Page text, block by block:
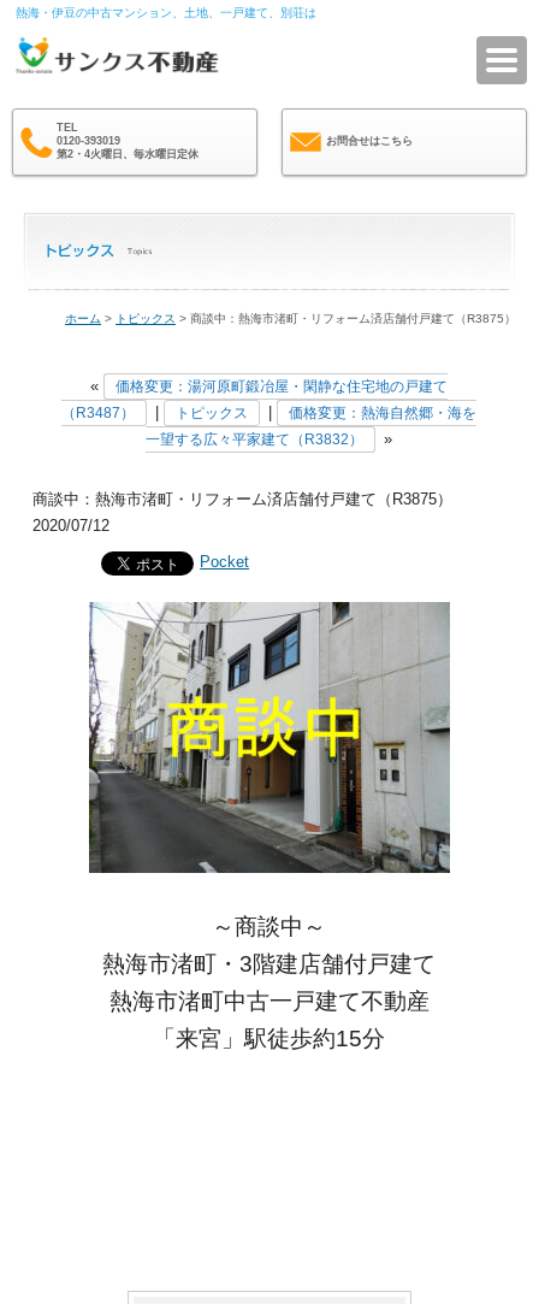
熱海・伊豆の中古マンション、土地、一戸建て、別荘は
TEL
0120-393019
第2・4火曜日、毎水曜日定休
お問合せはこちら
ホーム > トピックス > 商談中：熱海市渚町・リフォーム済店舗付戸建て（R3875）
«
価格変更：湯河原町鍛冶屋・閑静な住宅地の戸建て
（R3487）
トピックス
価格変更：熱海自然郷・海を
一望する広々平家建て（R3832）
»
商談中：熱海市渚町・リフォーム済店舗付戸建て（R3875）
2020/07/12
Pocket
～商談中～
熱海市渚町・3階建店舗付戸建て
熱海市渚町中古一戸建て不動産
「来宮」駅徒歩約15分